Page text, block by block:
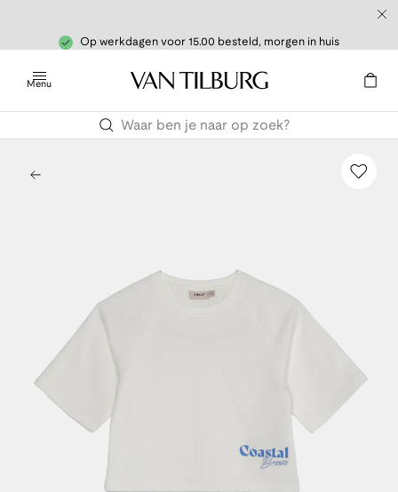
Op werkdagen voor 15.00 besteld, morgen in huis
Menu